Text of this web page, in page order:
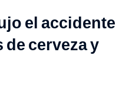
el accidente
cerveza y